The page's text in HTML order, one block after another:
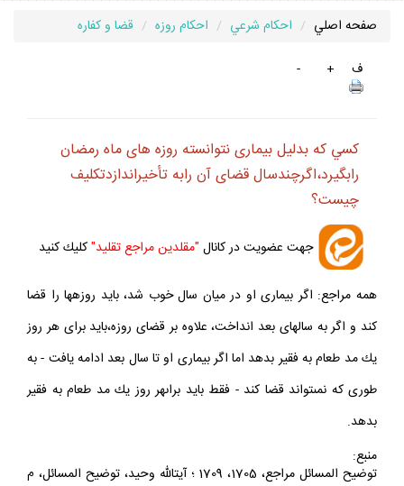
صفحه اصلي احكام شرعي احكام روزه
قضا و كفاره
ف
+
-
كسي كه بدليل بيمارى نتوانسته روزه‏ هاى ماه رمضان
رابگيرد،اگرچندسال قضاى آن رابه تأخيراندازدتكليف
چيست؟
جهت عضويت در كانال "مقلدين مراجع تقليد"كليك كنيد
همه مراجع: اگر بيمارى او در ميان سال خوب شد، بايد روزه‏ها را قضا
كند و اگر به سال‏هاى بعد انداخت، علاوه بر قضاى روزه،بايد براى هر روز
يك مد طعام به فقير بدهد اما اگر بيمارى او تا سال بعد ادامه يافت - به
طورى كه نمى‏تواند قضا كند - فقط بايد براىهر روز يك مد طعام به فقير
بدهد.
منبع:
توضيح المسائل مراجع، 1705، 1709 ؛ آيت‏الله وحيد، توضيح المسائل، م